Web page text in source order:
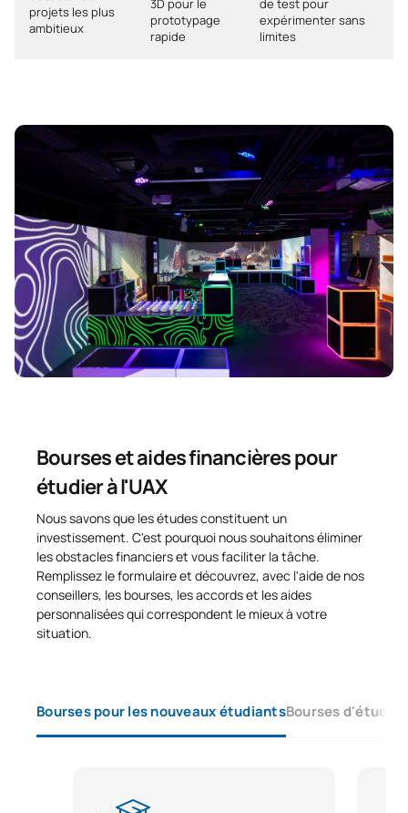
projets les plus
ambitieux
3D pour le
prototypage
rapide
de test pour
expérimenter sans
limites
Bourses et aides financières pour
étudier à l'UAX
Nous savons que les études constituent un
investissement. C'est pourquoi nous souhaitons éliminer
les obstacles financiers et vous faciliter la tâche.
Remplissez le formulaire et découvrez, avec l'aide de nos
conseillers, les bourses, les accords et les aides
personnalisées qui correspondent le mieux à votre
situation.
Bourses pour les nouveaux étudiantsBourses d'études